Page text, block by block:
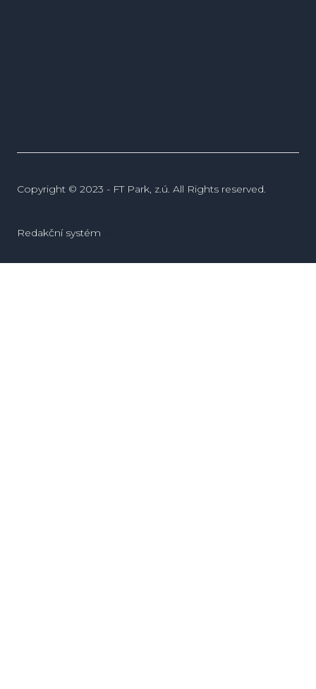
Copyright © 2023 - FT Park, z.ú. All Rights reserved.
Redakční systém